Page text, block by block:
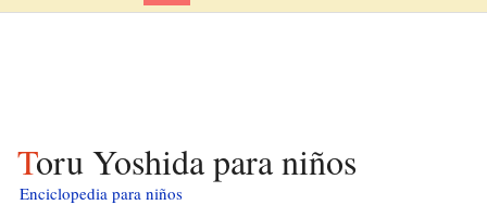
Toru Yoshida para niños
Enciclopedia para niños